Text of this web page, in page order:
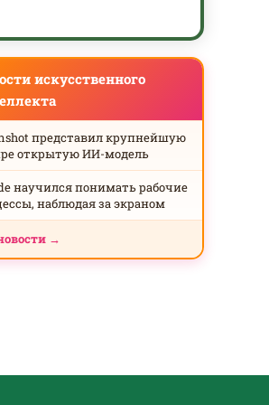
искусственного
представил крупнейшую
открытую ИИ-модель
научился понимать рабочие
наблюдая за экраном
→